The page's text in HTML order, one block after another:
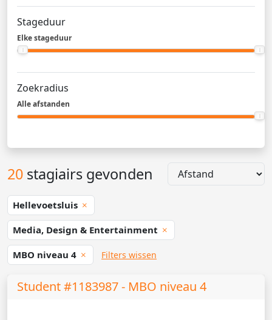
Stageduur
Elke stageduur
Zoekradius
Alle afstanden
20 stagiairs gevonden
Hellevoetsluis
Media, Design & Entertainment
MBO niveau 4 Filters wissen
Student #1183987 - MBO niveau 4